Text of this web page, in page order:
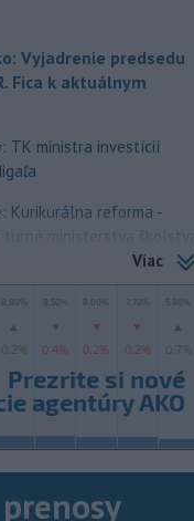
Vyjadrenie predsedu
Fica k aktuálnym
TK ministra investícií
Kurikurálna reforma -
turné ministerstva školstva
Viac